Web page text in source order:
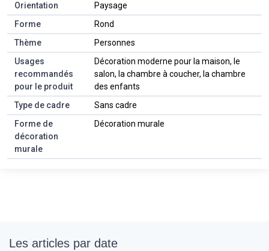
Orientation
Paysage
Forme
Rond
Thème
Personnes
Usages
recommandés
pour le produit
Décoration moderne pour la maison, le
salon, la chambre à coucher, la chambre
des enfants
Type de cadre
Sans cadre
Forme de
décoration
murale
Décoration murale
Les articles par date